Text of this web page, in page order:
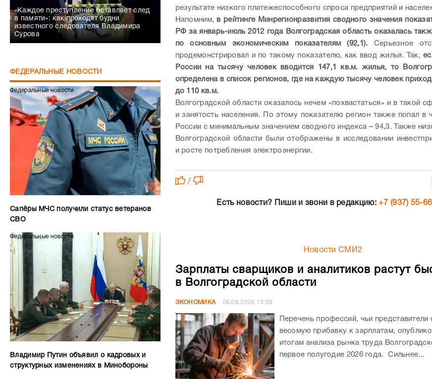
«Каждое преступление оставляет след
в памяти»: как проходят будни
известного следователя Владимира
Сурова
ФЕДЕРАЛЬНЫЕ НОВОСТИ
Федеральные новости
Сапёры МЧС получили статус ветеранов
СВО
Федеральные новости
Владимир Путин объявил о кадровых и
структурных изменениях в Минобороны
результате низкого платежеспособного спроса предприятий и
Напомним, в рейтинге Минрегионразвития сводного значения
РФ за январь-июль 2012 года Волгоградская область оказалась
по основным экономическим показателям (92,1). Серьезное
продемонстрировал и по такому показателю, как ввод жилья. Так,
России на тысячу человек вводится 147,1 кв.м. жилья, то
определена в список регионов, где на каждую тысячу человек
до 110 кв.м.
Волгоградской области оказалось нечем «похвастаться» и в такой
и занятость населения. По этому показателю регион также попал в
России с минимальным значением сводного индекса – 94,3. Также
Волгоградской области были отображены в исследовании
и росте потребления электроэнергии.
/
Есть новости? Пиши и звони в редакцию:+7 (937) 55-
Новости СМИ2
Зарплаты сварщиков и аналитиков растут
в Волгоградской области
ЭКОНОМИКА 06.08.2026 13:08
Перечень профессий, чьи представители
весомую прибавку к зарплатам,
итогам анализа рынка труда
первое полугодие 2026 года. Сильнее...